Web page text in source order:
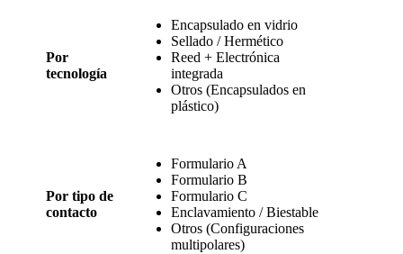
Por
tecnología
Encapsulado en vidrio
Sellado / Hermético
Reed + Electrónica
integrada
Otros (Encapsulados en
plástico)
Por tipo de
contacto
Formulario A
Formulario B
Formulario C
Enclavamiento / Biestable
Otros (Configuraciones
multipolares)